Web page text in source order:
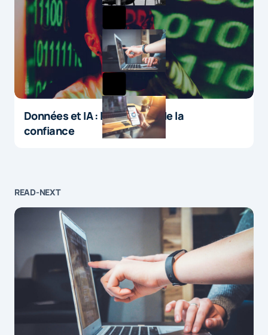
Données et IA : le paradoxe de la
confiance
READ-NEXT